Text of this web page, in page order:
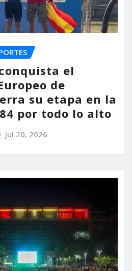
el
de
su etapa en la
por todo lo alto
Jul 20, 2026